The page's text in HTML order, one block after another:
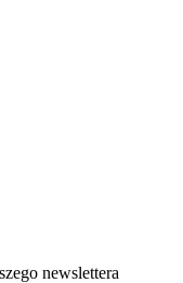
newslettera